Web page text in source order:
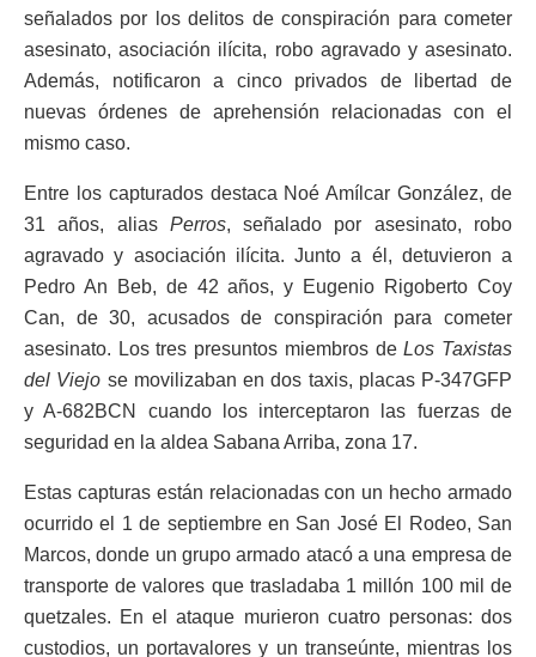
señalados por los delitos de conspiración para cometer
asesinato, asociación ilícita, robo agravado y asesinato.
Además, notificaron a cinco privados de libertad de
nuevas órdenes de aprehensión relacionadas con el
mismo caso.
Entre los capturados destaca Noé Amílcar González, de
31 años, alias Perros, señalado por asesinato, robo
agravado y asociación ilícita. Junto a él, detuvieron a
Pedro An Beb, de 42 años, y Eugenio Rigoberto Coy
Can, de 30, acusados de conspiración para cometer
asesinato. Los tres presuntos miembros deLos Taxistas
del Viejo se movilizaban en dos taxis, placas P-347GFP
y A-682BCN cuando los interceptaron las fuerzas de
seguridad en la aldea Sabana Arriba, zona 17.
Estas capturas están relacionadas con un hecho armado
ocurrido el 1 de septiembre en San José El Rodeo, San
Marcos, donde un grupo armado atacó a una empresa de
transporte de valores que trasladaba 1 millón 100 mil de
quetzales. En el ataque murieron cuatro personas: dos
custodios, un portavalores y un transeúnte, mientras los